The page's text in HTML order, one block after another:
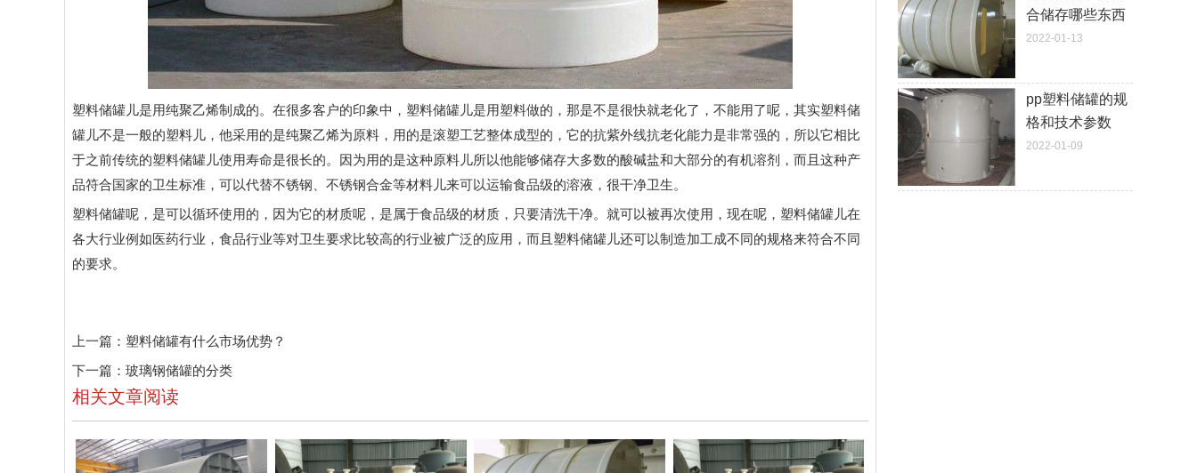
合储存哪些东西
2022-01-13
pp塑料储罐的规
格和技术参数
2022-01-09
塑料储罐儿是用纯聚乙烯制成的。在很多客户的印象中，塑料储罐儿是用塑料做的，那是不是很快就老化了，不能用了呢，其实塑料储
罐儿不是一般的塑料儿，他采用的是纯聚乙烯为原料，用的是滚塑工艺整体成型的，它的抗紫外线抗老化能力是非常强的，所以它相比
于之前传统的塑料储罐儿使用寿命是很长的。因为用的是这种原料儿所以他能够储存大多数的酸碱盐和大部分的有机溶剂，而且这种产
品符合国家的卫生标准，可以代替不锈钢、不锈钢合金等材料儿来可以运输食品级的溶液，很干净卫生。
塑料储罐呢，是可以循环使用的，因为它的材质呢，是属于食品级的材质，只要清洗干净。就可以被再次使用，现在呢，塑料储罐儿在
各大行业例如医药行业，食品行业等对卫生要求比较高的行业被广泛的应用，而且塑料储罐儿还可以制造加工成不同的规格来符合不同
的要求。
上一篇： 塑料储罐有什么市场优势？
下一篇： 玻璃钢储罐的分类
相关文章阅读